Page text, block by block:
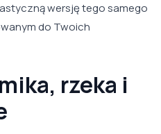
wersję tego samego
do Twoich
rzeka i